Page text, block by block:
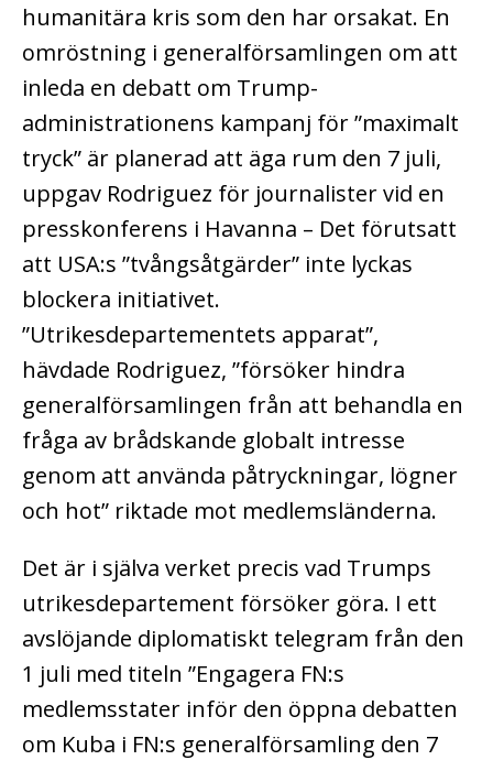
humanitära kris som den har orsakat. En
omröstning i generalförsamlingen om att
inleda en debatt om Trump-
administrationens kampanj för ”maximalt
tryck” är planerad att äga rum den 7 juli,
uppgav Rodriguez för journalister vid en
presskonferens i Havanna – Det förutsatt
att USA:s ”tvångsåtgärder” inte lyckas
blockera initiativet.
”Utrikesdepartementets apparat”,
hävdade Rodriguez, ”försöker hindra
generalförsamlingen från att behandla en
fråga av brådskande globalt intresse
genom att använda påtryckningar, lögner
och hot” riktade mot medlemsländerna.
Det är i själva verket precis vad Trumps
utrikesdepartement försöker göra. I ett
avslöjande diplomatiskt telegram från den
1 juli med titeln ”Engagera FN:s
medlemsstater inför den öppna debatten
om Kuba i FN:s generalförsamling den 7